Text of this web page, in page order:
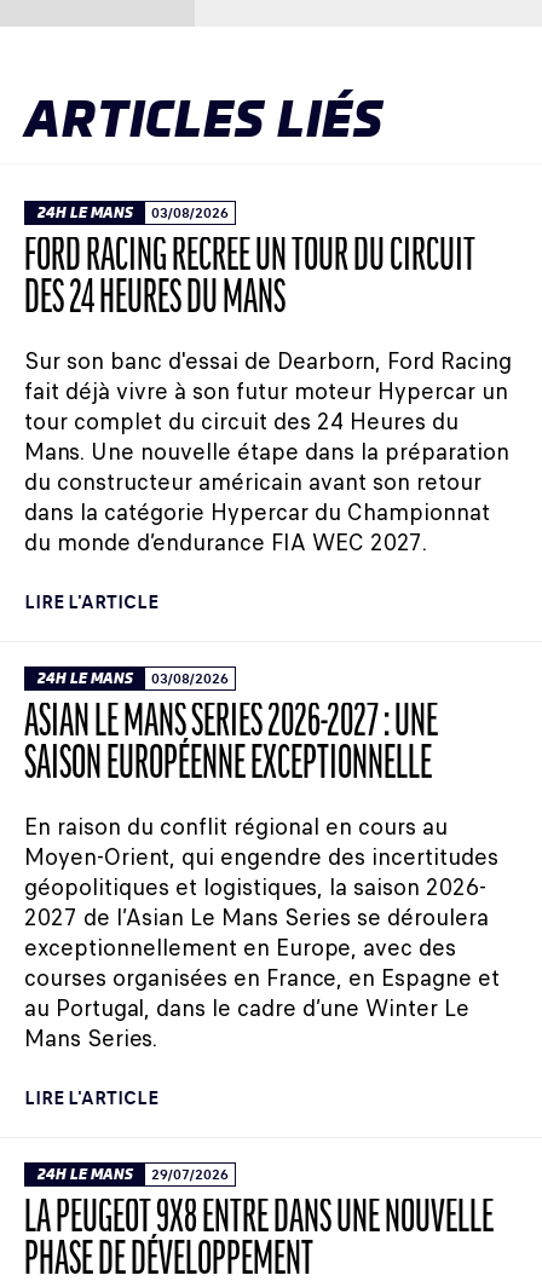
ARTICLES LIÉS
24H LE MANS 03/08/2026
FORD RACING RECRÉE UN TOUR DU CIRCUIT
DES 24 HEURES DU MANS
Sur son banc d'essai de Dearborn, Ford Racing
fait déjà vivre à son futur moteur Hypercar un
tour complet du circuit des 24 Heures du
Mans. Une nouvelle étape dans la préparation
du constructeur américain avant son retour
dans la catégorie Hypercar du Championnat
du monde d’endurance FIA WEC 2027.
LIRE L'ARTICLE
24H LE MANS 03/08/2026
ASIAN LE MANS SERIES 2026-2027 : UNE
SAISON EUROPÉENNE EXCEPTIONNELLE
En raison du conflit régional en cours au
Moyen-Orient, qui engendre des incertitudes
géopolitiques et logistiques, la saison 2026-
2027 de l’Asian Le Mans Series se déroulera
exceptionnellement en Europe, avec des
courses organisées en France, en Espagne et
au Portugal, dans le cadre d’une Winter Le
Mans Series.
LIRE L'ARTICLE
24H LE MANS 29/07/2026
LA PEUGEOT 9X8 ENTRE DANS UNE NOUVELLE
PHASE DE DÉVELOPPEMENT